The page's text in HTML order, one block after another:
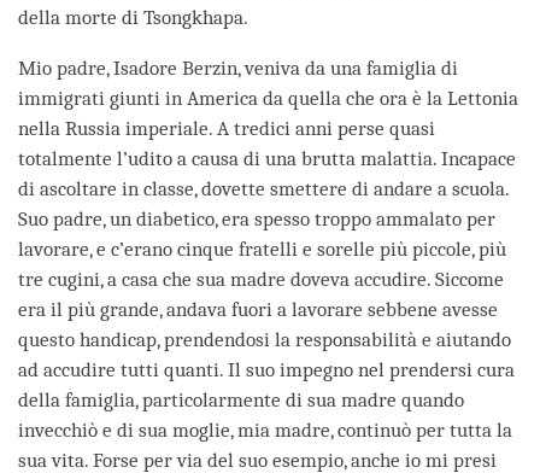
della morte di Tsongkhapa.
Mio padre, Isadore Berzin, veniva da una famiglia di
immigrati giunti in America da quella che ora è la Lettonia
nella Russia imperiale. A tredici anni perse quasi
totalmente l’udito a causa di una brutta malattia. Incapace
di ascoltare in classe, dovette smettere di andare a scuola.
Suo padre, un diabetico, era spesso troppo ammalato per
lavorare, e c’erano cinque fratelli e sorelle più piccole, più
tre cugini, a casa che sua madre doveva accudire. Siccome
era il più grande, andava fuori a lavorare sebbene avesse
questo handicap, prendendosi la responsabilità e aiutando
ad accudire tutti quanti. Il suo impegno nel prendersi cura
della famiglia, particolarmente di sua madre quando
invecchiò e di sua moglie, mia madre, continuò per tutta la
sua vita. Forse per via del suo esempio, anche io mi presi